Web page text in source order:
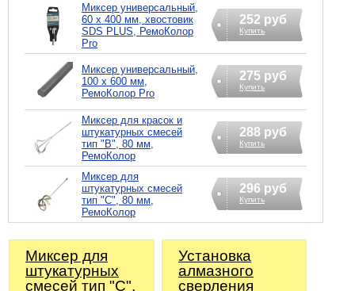
Миксер универсальный,
60 х 400 мм, хвостовик
SDS PLUS, РемоКолор
Pro
252 руб
Купить
Миксер универсальный,
100 х 600 мм,
РемоКолор Pro
275 руб
Купить
Миксер для красок и
штукатурных смесей
тип "В", 80 мм,
РемоКолор
288 руб
Купить
Миксер для
штукатурных смесей
тип "С", 80 мм,
РемоКолор
296 руб
Купить
Миксер для
штукатурных
смесей тип "С",
Установка
алмазного
сверления